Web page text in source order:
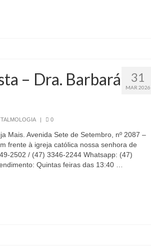
31
MAR 2026
– Dra. Barbará
| 0
Mais. Avenida Sete de Setembro, nº 2087 –
frente à igreja católica nossa senhora de
2502 / (47) 3346-2244 Whatsapp: (47)
Quintas feiras das 13:40 …